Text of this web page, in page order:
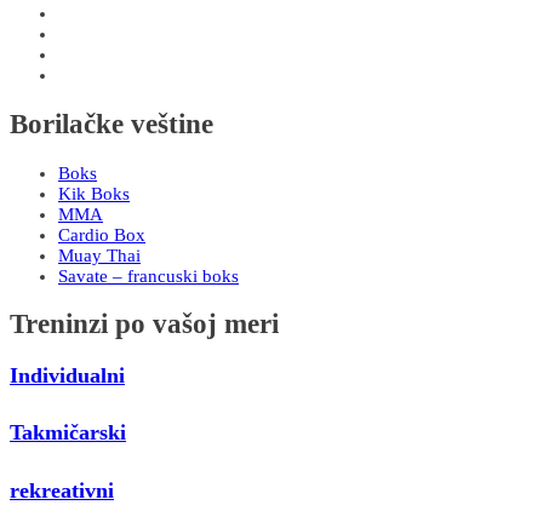
Borilačke veštine
Boks
Kik Boks
MMA
Cardio Box
Muay Thai
Savate – francuski boks
Treninzi po vašoj meri
Individualni
Takmičarski
rekreativni